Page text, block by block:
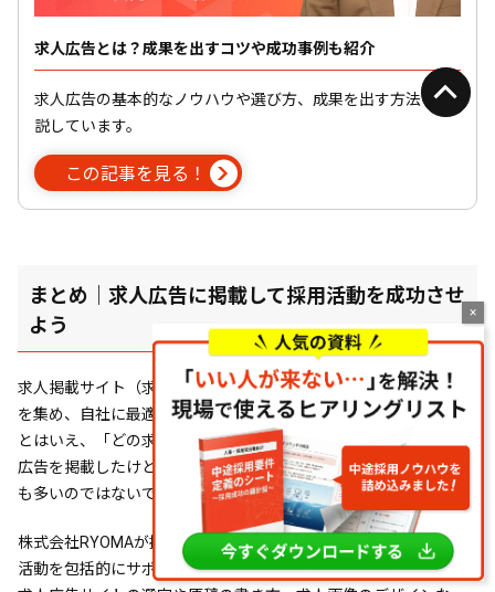
求人広告とは？成果を出すコツや成功事例も紹介
求人広告の基本的なノウハウや選び方、成果を出す方法を解
説しています。
この記事を見る！
まとめ｜求人広告に掲載して採用活動を成功させ
よう
求人掲載サイト（求人広告）を上手に活用すれば、多くの応募者
を集め、自社に最適な人材を採用できます。
とはいえ、「どの求人サイトが一番効果があるのだろう」「求人
広告を掲載したけど、なかなか応募が集まらない」とお悩みの方
も多いのではないでしょうか。
株式会社RYOMAが提供する「オールインHR」では、企業の採用
活動を包括的にサポートしています。